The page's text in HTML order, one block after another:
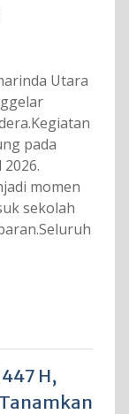
Utara
pada
momen
sekolah
H,